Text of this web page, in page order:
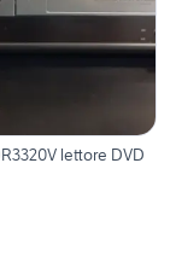
lettore DVD